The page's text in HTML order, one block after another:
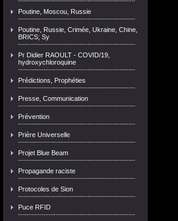
Poutine, Moscou, Russie
Poutine, Russie, Crimée, Ukraine, Chine,
BRICS; Sy
Pr Didier RAOULT - COVID/19,
hydroxychloroquine
Prédictions, Prophéties
Presse, Communication
Prévention
Prière Universelle
Projet Blue Beam
Propagande raciste
Protocoles de Sion
Puce RFID